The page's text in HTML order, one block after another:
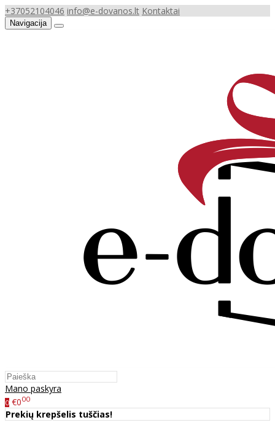
+37052104046 info@e-dovanos.lt Kontaktai
Navigacija
Mano paskyra
0 €000
Prekių krepšelis tuščias!